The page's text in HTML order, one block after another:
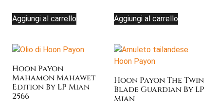
Aggiungi al carrello Aggiungi al carrello
Hoon Payon
Mahamon Mahawet
Edition By LP Mian
2566
Hoon Payon The Twin
Blade Guardian By LP
Mian